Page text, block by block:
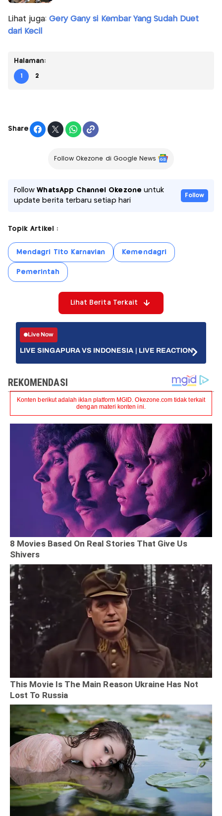
Lihat juga: Gery Gany si Kembar Yang Sudah Duet
dari Kecil
Halaman:
1 2
Share
Follow Okezone di Google News
FollowWhatsApp Channel Okezone untuk
update berita terbaru setiap hari
Follow
Topik Artikel :
Mendagri Tito Karnavian Kemendagri
Pemerintah
Lihat Berita Terkait
Live Now
LIVE SINGAPURA VS INDONESIA | LIVE REACTION